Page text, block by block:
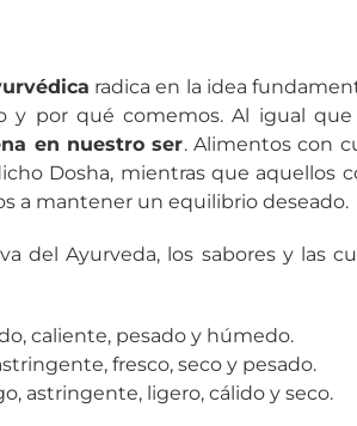
radica en la idea
y por qué comemos. Al igual
en nuestro ser. Alimentos con
Dosha, mientras que aquellos
a mantener un equilibrio deseado.
del Ayurveda, los sabores y las
caliente, pesado y húmedo.
fresco, seco y pesado.
astringente, ligero, cálido y seco.